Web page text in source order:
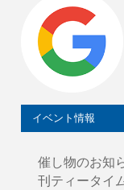
イベント情報
催し物のお知
刊ティータイ